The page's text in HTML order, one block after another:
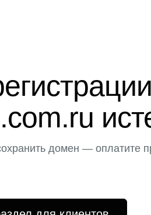
домен — оплатите